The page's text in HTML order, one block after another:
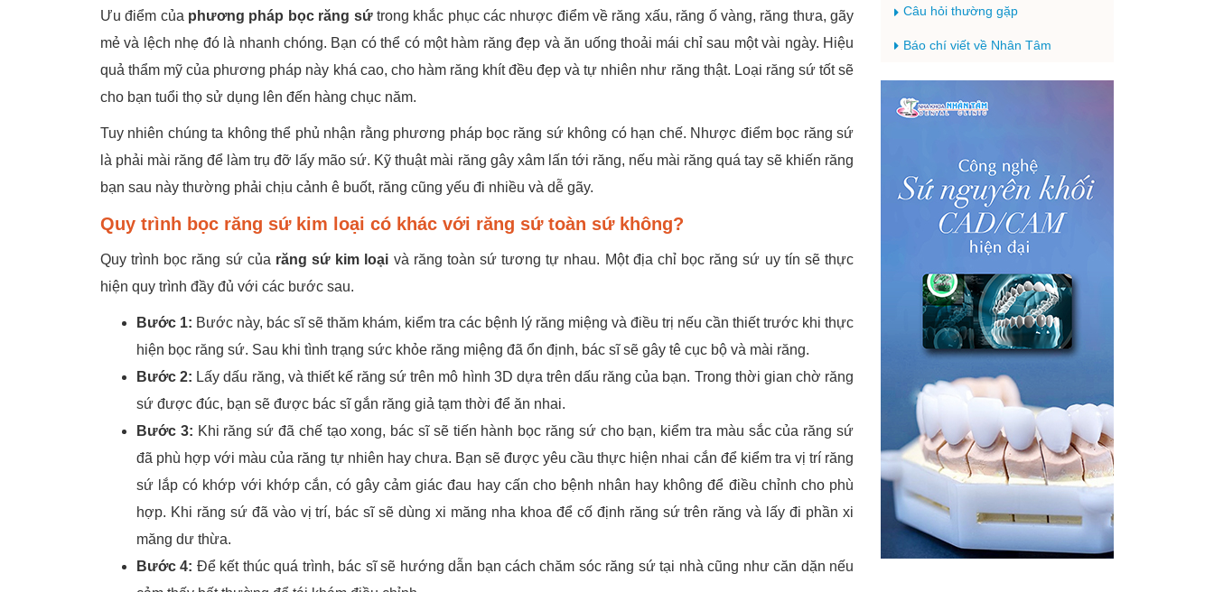
Ưu điểm của phương pháp bọc răng sứtrong khắc phục các nhược điểm về răng xấu, răng ố vàng, răng thưa, gãy
mẻ và lệch nhẹ đó là nhanh chóng. Bạn có thể có một hàm răng đẹp và ăn uống thoải mái chỉ sau một vài ngày. Hiệu
quả thẩm mỹ của phương pháp này khá cao, cho hàm răng khít đều đẹp và tự nhiên như răng thật. Loại răng sứ tốt sẽ
cho bạn tuổi thọ sử dụng lên đến hàng chục năm.
Tuy nhiên chúng ta không thể phủ nhận rằng phương pháp bọc răng sứ không có hạn chế. Nhược điểm bọc răng sứ
là phải mài răng để làm trụ đỡ lấy mão sứ. Kỹ thuật mài răng gây xâm lấn tới răng, nếu mài răng quá tay sẽ khiến răng
bạn sau này thường phải chịu cảnh ê buốt, răng cũng yếu đi nhiều và dễ gãy.
Quy trình bọc răng sứ kim loại có khác với răng sứ toàn sứ không?
Quy trình bọc răng sứ của răng sứ kim loại và răng toàn sứ tương tự nhau. Một địa chỉ bọc răng sứ uy tín sẽ thực
hiện quy trình đầy đủ với các bước sau.
Bước 1: Bước này, bác sĩ sẽ thăm khám, kiểm tra các bệnh lý răng miệng và điều trị nếu cần thiết trước khi thực
hiện bọc răng sứ. Sau khi tình trạng sức khỏe răng miệng đã ổn định, bác sĩ sẽ gây tê cục bộ và mài răng.
Bước 2: Lấy dấu răng, và thiết kế răng sứ trên mô hình 3D dựa trên dấu răng của bạn. Trong thời gian chờ răng
sứ được đúc, bạn sẽ được bác sĩ gắn răng giả tạm thời để ăn nhai.
Bước 3: Khi răng sứ đã chế tạo xong, bác sĩ sẽ tiến hành bọc răng sứ cho bạn, kiểm tra màu sắc của răng sứ
đã phù hợp với màu của răng tự nhiên hay chưa. Bạn sẽ được yêu cầu thực hiện nhai cắn để kiểm tra vị trí răng
sứ lắp có khớp với khớp cắn, có gây cảm giác đau hay cấn cho bệnh nhân hay không để điều chỉnh cho phù
hợp. Khi răng sứ đã vào vị trí, bác sĩ sẽ dùng xi măng nha khoa để cố định răng sứ trên răng và lấy đi phần xi
măng dư thừa.
Bước 4: Để kết thúc quá trình, bác sĩ sẽ hướng dẫn bạn cách chăm sóc răng sứ tại nhà cũng như căn dặn nếu
Câu hỏi thường gặp
Báo chí viết về Nhân Tâm